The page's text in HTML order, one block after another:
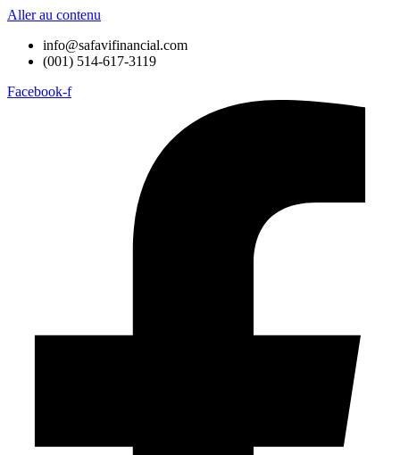
Aller au contenu
info@safavifinancial.com
(001) 514-617-3119
Facebook-f